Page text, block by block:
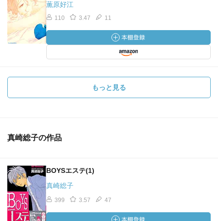
薫原好江
110 3.47 11
もっと見る
真崎総子の作品
BOYSエステ(1)
真崎総子
399 3.57 47